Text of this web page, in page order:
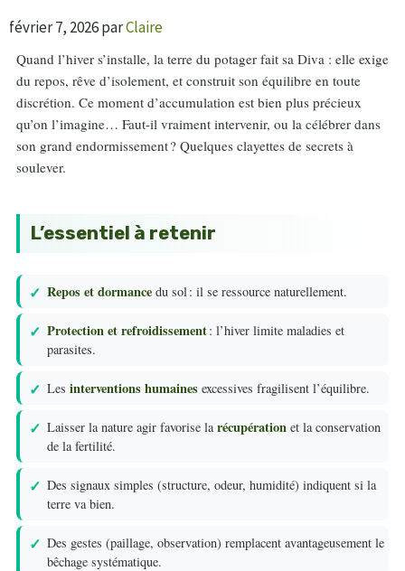
février 7, 2026parClaire
Quand l’hiver s’installe, la terre du potager fait sa Diva : elle exige
du repos, rêve d’isolement, et construit son équilibre en toute
discrétion. Ce moment d’accumulation est bien plus précieux
qu’on l’imagine… Faut-il vraiment intervenir, ou la célébrer dans
son grand endormissement ? Quelques clayettes de secrets à
soulever.
L’essentiel à retenir
Repos et dormance du sol : il se ressource naturellement.
Protection et refroidissement: l’hiver limite maladies et
parasites.
Les interventions humaines excessives fragilisent l’équilibre.
Laisser la nature agir favorise larécupération et la conservation
de la fertilité.
Des signaux simples (structure, odeur, humidité) indiquent si la
terre va bien.
Des gestes (paillage, observation) remplacent avantageusement le
bêchage systématique.